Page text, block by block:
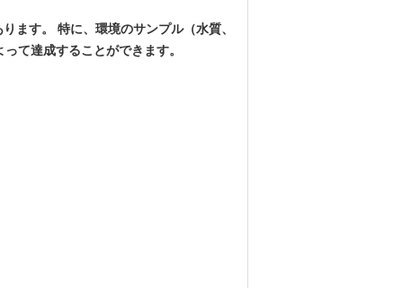
ます。 特に、環境のサンプル（水質、
て達成することができます。